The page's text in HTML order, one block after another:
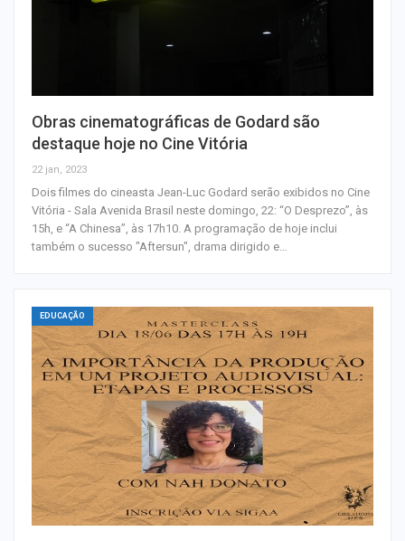
Obras cinematográficas de Godard são
destaque hoje no Cine Vitória
22 jan, 2023
Dois filmes do cineasta Jean-Luc Godard serão exibidos no Cine
Vitória - Sala Avenida Brasil neste domingo, 22: “O Desprezo”, às
15h, e “A Chinesa”, às 17h10. A programação de hoje inclui
também o sucesso "Aftersun", drama dirigido e…
EDUCAÇÃO